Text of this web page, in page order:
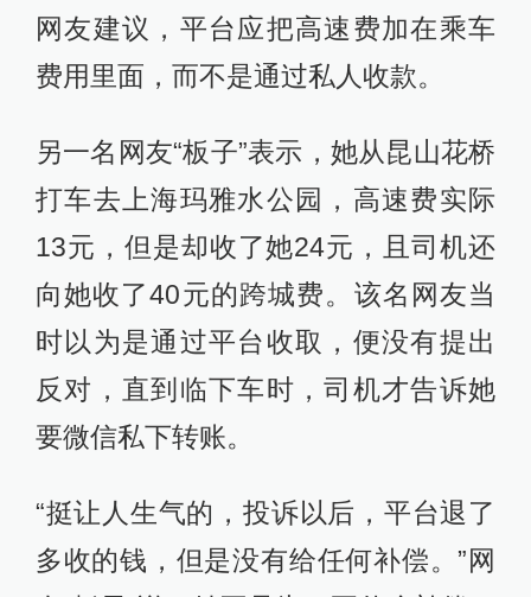
网友建议，平台应把高速费加在乘车
费用里面，而不是通过私人收款。
另一名网友“板子”表示，她从昆山花桥
打车去上海玛雅水公园，高速费实际
13元，但是却收了她24元，且司机还
向她收了40元的跨城费。该名网友当
时以为是通过平台收取，便没有提出
反对，直到临下车时，司机才告诉她
要微信私下转账。
“挺让人生气的，投诉以后，平台退了
多收的钱，但是没有给任何补偿。”网